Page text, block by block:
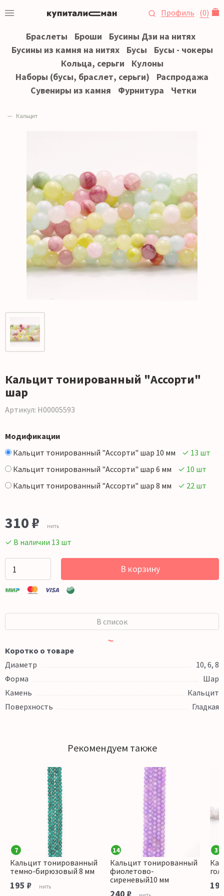
Профиль (0)
Браслеты Броши
Бусины Дзи на нитях
Бусины из камня на нитях
Бусы
Бусы - чокеры
Кольца, серьги
Кулоны
Наборы (бусы, браслет, серьги)
Распродажа
Сувениры из камня
Фурнитура Четки
Кальцит
Кальцит тонированный "Ассорти"
шар
Артикул: Н00005593
Модификации
Кальцит тонированный "Ассорти" шар 10 мм
✓ 13 шт
Кальцит тонированный "Ассорти" шар 6 мм
✓ 10 шт
Кальцит тонированный "Ассорти" шар 8 мм
✓ 22 шт
310₽ нить
✓ В наличии 13 шт
В корзину
В список
Коротко о товаре
Диаметр
10, 6, 8
Форма
Шар
Камень
Кальцит
Поверхность
Гладкая
Рекомендуем также
7
Кальцит тонированный
темно-бирюзовый 8 мм
195 ₽ нить
14
Кальцит тонированный
фиолетово-
сиреневый10 мм
3